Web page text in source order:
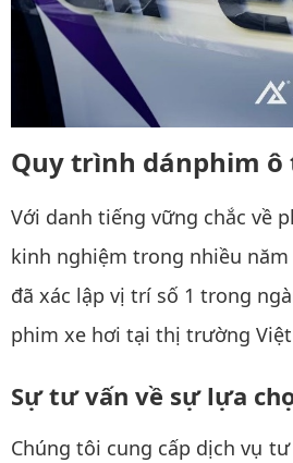
Quy trình dánphim ô
Với danh tiếng vững chắc về
kinh nghiệm trong nhiều năm
đã xác lập vị trí số 1 trong
phim xe hơi tại thị trường
Sự tư vấn về sự lựa
Chúng tôi cung cấp dịch vụ